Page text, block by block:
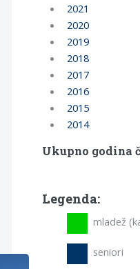
2021
2020
2019
2018
2017
2016
2015
2014
Ukupno godina
Legenda:
mladež
seniori